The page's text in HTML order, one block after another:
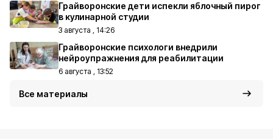
Грайворонские дети испекли яблочный пирог
в кулинарной студии
3 августа , 14:26
Грайворонские психологи внедрили
нейроупражнения для реабилитации
6 августа , 13:52
Все материалы